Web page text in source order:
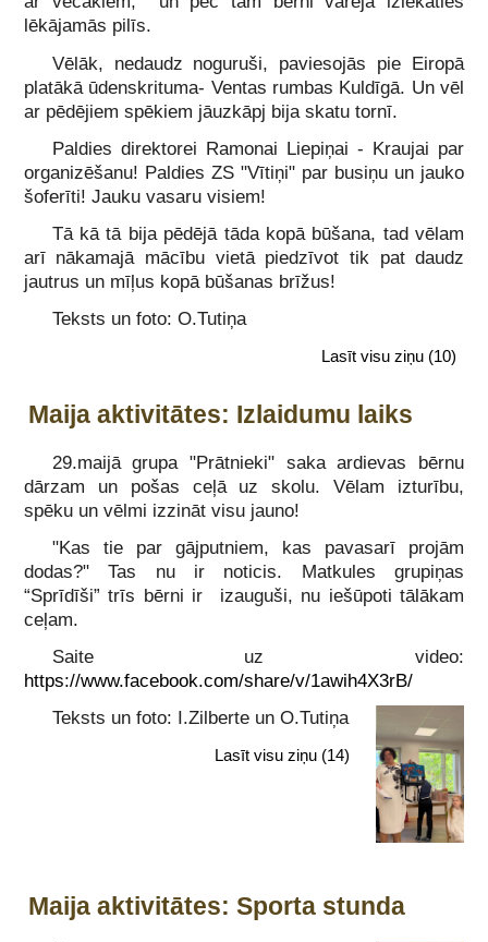
lēkājamās pilīs.
Vēlāk, nedaudz noguruši, paviesojās pie Eiropā
platākā ūdenskrituma- Ventas rumbas Kuldīgā. Un vēl
ar pēdējiem spēkiem jāuzkāpj bija skatu tornī.
Paldies direktorei Ramonai Liepiņai - Kraujai par
organizēšanu! Paldies ZS "Vītiņi" par busiņu un jauko
šoferīti! Jauku vasaru visiem!
Tā kā tā bija pēdējā tāda kopā būšana, tad vēlam
arī nākamajā mācību vietā piedzīvot tik pat daudz
jautrus un mīļus kopā būšanas brīžus!
Teksts un foto: O.Tutiņa
Lasīt visu ziņu (10)
Maija aktivitātes: Izlaidumu laiks
29.maijā grupa "Prātnieki" saka ardievas bērnu
dārzam un pošas ceļā uz skolu. Vēlam izturību,
spēku un vēlmi izzināt visu jauno!
"Kas tie par gājputniem, kas pavasarī projām
dodas?" Tas nu ir noticis. Matkules grupiņas
“Sprīdīši” trīs bērni ir izauguši, nu iešūpoti tālākam
ceļam.
Saite uz video:
https://www.facebook.com/share/v/1awih4X3rB/
Teksts un foto: I.Zilberte un O.Tutiņa
Lasīt visu ziņu (14)
Maija aktivitātes: Sporta stunda